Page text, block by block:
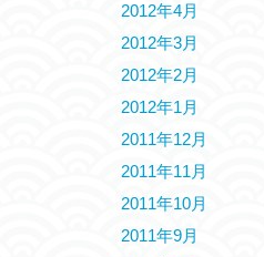
2012年4月
2012年3月
2012年2月
2012年1月
2011年12月
2011年11月
2011年10月
2011年9月